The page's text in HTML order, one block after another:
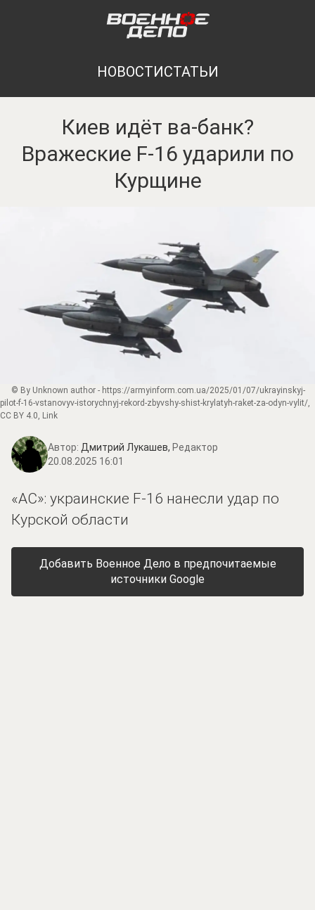
НОВОСТИСТАТЬИ
Киев идёт ва-банк?
Вражеские F-16 ударили по
Курщине
© By Unknown author - https://armyinform.com.ua/2025/01/07/ukrayinskyj-
pilot-f-16-vstanovyv-istorychnyj-rekord-zbyvshy-shist-krylatyh-raket-za-odyn-vylit/,
CC BY 4.0, Link
Автор: Дмитрий Лукашев, Редактор
20.08.2025 16:01
«АС»: украинские F-16 нанесли удар по
Курской области
Добавить Военное Дело в предпочитаемые
источники Google